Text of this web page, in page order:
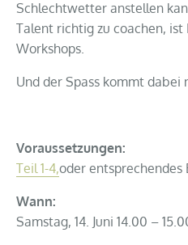
Schlechtwetter anstellen
Talent richtig zu coachen,
Workshops.
Und der Spass kommt dabei
Voraussetzungen:
Teil 1-4,oder entsprechendes
Wann:
Samstag, 14. Juni 14.00 –